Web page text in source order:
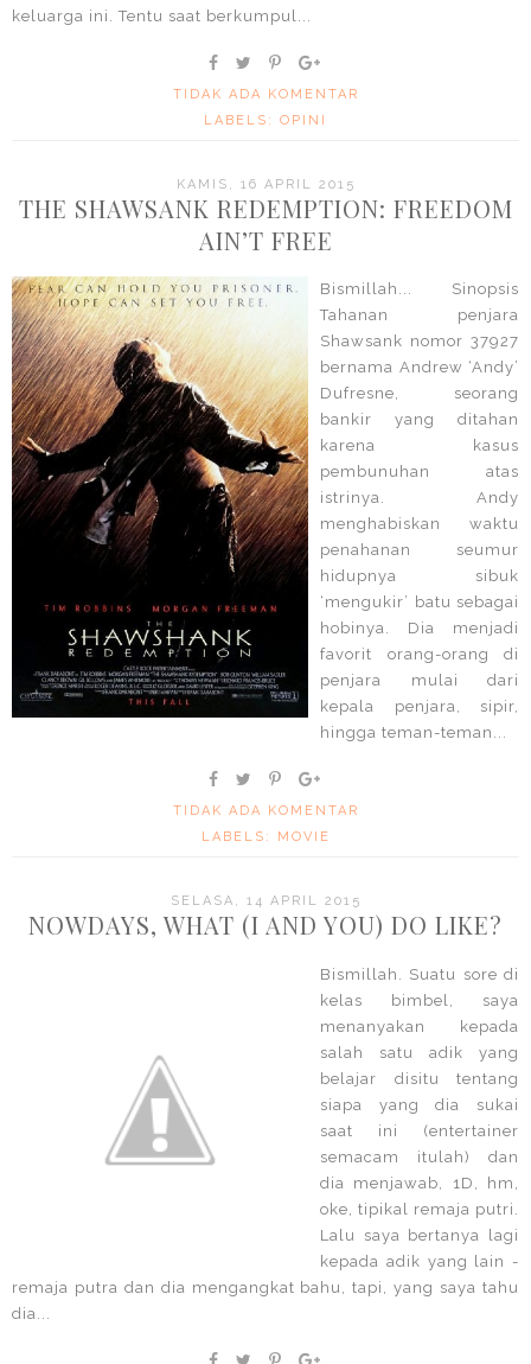
keluarga ini. Tentu saat berkumpul...
TIDAK ADA KOMENTAR
LABELS: OPINI
KAMIS, 16 APRIL 2015
THE SHAWSANK REDEMPTION: FREEDOM
AIN’T FREE
Bismillah... Sinopsis
Tahanan penjara
Shawsank nomor 37927
bernama Andrew ‘Andy’
Dufresne, seorang
bankir yang ditahan
karena kasus
pembunuhan atas
istrinya. Andy
menghabiskan waktu
penahanan seumur
hidupnya sibuk
‘mengukir’ batu sebagai
hobinya. Dia menjadi
favorit orang-orang di
penjara mulai dari
kepala penjara, sipir,
hingga teman-teman...
TIDAK ADA KOMENTAR
LABELS:
MOVIE
SELASA, 14 APRIL 2015
NOWDAYS, WHAT (I AND YOU) DO LIKE?
Bismillah. Suatu sore di
kelas bimbel, saya
menanyakan kepada
salah satu adik yang
belajar disitu tentang
siapa yang dia sukai
saat ini (entertainer
semacam itulah) dan
dia menjawab, 1D, hm,
oke, tipikal remaja putri.
Lalu saya bertanya lagi
kepada adik yang lain -
remaja putra dan dia mengangkat bahu, tapi, yang saya tahu
dia...